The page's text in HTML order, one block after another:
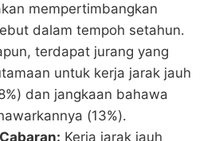
mempertimbangkan
dalam tempoh setahun.
terdapat jurang yang
untuk kerja jarak jauh
dan jangkaan bahawa
(13%)​​.
Kerja jarak jauh